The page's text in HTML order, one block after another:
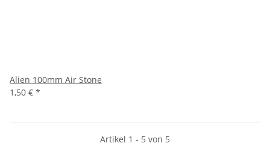
Alien 100mm Air Stone
1,50 € *
Artikel 1 - 5 von 5